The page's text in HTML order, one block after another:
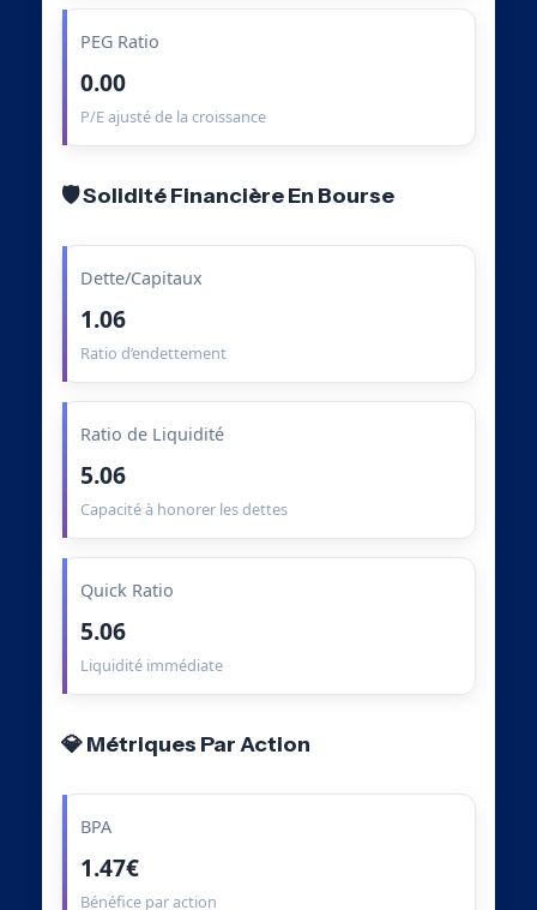
PEG Ratio
0.00
P/E ajusté de la croissance
🛡️ Solidité Financière En Bourse
Dette/Capitaux
1.06
Ratio d’endettement
Ratio de Liquidité
5.06
Capacité à honorer les dettes
Quick Ratio
5.06
Liquidité immédiate
💎 Métriques Par Action
BPA
1.47€
Bénéfice par action